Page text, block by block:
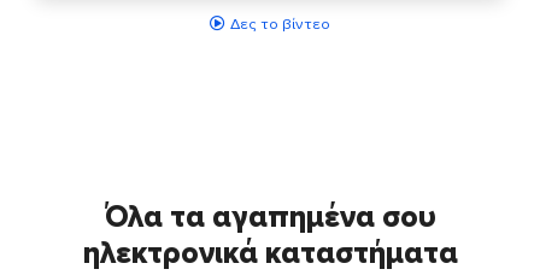
Δες το βίντεο
Όλα τα αγαπημένα σου
ηλεκτρονικά καταστήματα